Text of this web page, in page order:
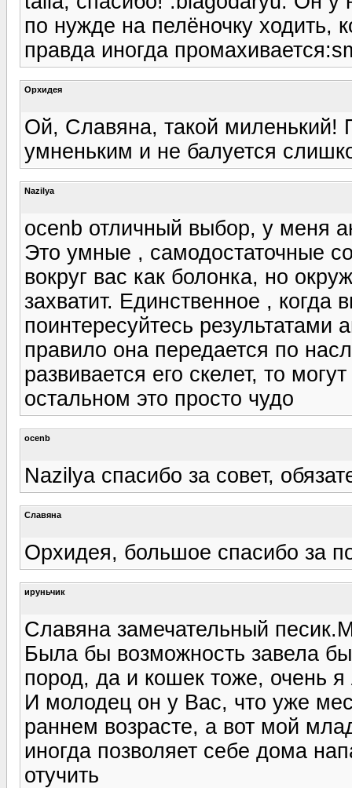
по нужде на пелёночку ходить,
правда иногда
Орхидея
Ой, Славяна, такой миленький!
умненьким и не балуется
Nazilya
ocenb отличный выбор, у меня
Это умные , самодостаточные
вокруг вас как болонка, но
захватит. Единственное , когда
поинтересуйтесь результатами
правило она передается по
развивается его скелет, то
остальном это просто чудо
ocenb
Nazilya спасибо за совет,
Славяна
Орхидея, большое спасибо за
ируньчик
Славяна замечательный
Была бы возможность завела
пород, да и кошек тоже, очень
И молодец он у Вас, что уже
раннем возрасте, а вот мой
иногда позволяет себе дома
отучить